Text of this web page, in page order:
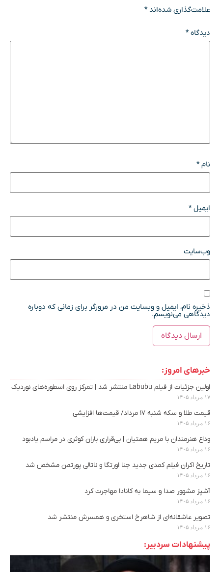
علامت‌گذاری شده‌اند*
دیدگاه*
نام*
ایمیل*
وب‌سایت
ذخیره نام، ایمیل و وبسایت من در مرورگر برای زمانی که دوباره
دیدگاهی می‌نویسم.
خبرهای امروز:
اولین جزئیات از فیلم Labubu منتشر شد | تمرکز روی اسطوره‌های نوردیک
۱۷ مرداد ۱۴۰۵
قیمت طلا و سکه شنبه ۱۷ مرداد/ قیمت‌ها افزایشی
۱۶ مرداد ۱۴۰۵
وداع هنرمندان با مریم همتیان | بی‌قراری باران کوثری در مراسم یادبود
۱۶ مرداد ۱۴۰۵
تاریخ اکران فیلم کمدی جدید جنا اورتگا و ناتالی پورتمن مشخص شد
۱۶ مرداد ۱۴۰۵
آشپز مشهور صدا و سیما به کانادا مهاجرت کرد
۱۶ مرداد ۱۴۰۵
تصویر عاشقانه‌ای از شاهرخ استخری و همسرش منتشر شد
۱۶ مرداد ۱۴۰۵
پیشنهادات سردبیر: